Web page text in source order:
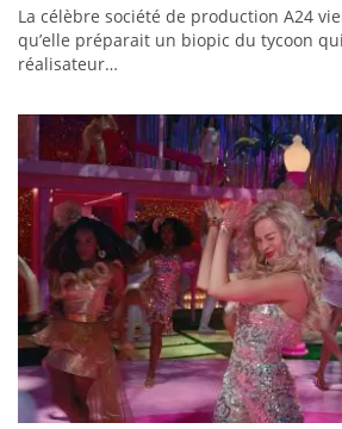
La célèbre société de production A24
qu’elle préparait un biopic du tycoon
réalisateur…